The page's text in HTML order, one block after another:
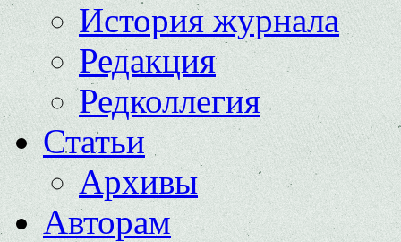
История журнала
Редакция
Редколлегия
Статьи
Архивы
Авторам